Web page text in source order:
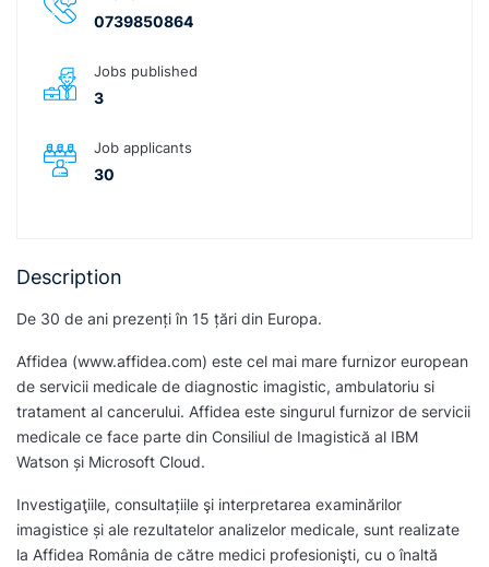
0739850864
Jobs published
3
Job applicants
30
Description
De 30 de ani prezenți în 15 țări din Europa.
Affidea (www.affidea.com) este cel mai mare furnizor european
de servicii medicale de diagnostic imagistic, ambulatoriu si
tratament al cancerului. Affidea este singurul furnizor de servicii
medicale ce face parte din Consiliul de Imagistică al IBM
Watson și Microsoft Cloud.
Investigaţiile, consultațiile şi interpretarea examinărilor
imagistice și ale rezultatelor analizelor medicale, sunt realizate
la Affidea România de către medici profesionişti, cu o înaltă